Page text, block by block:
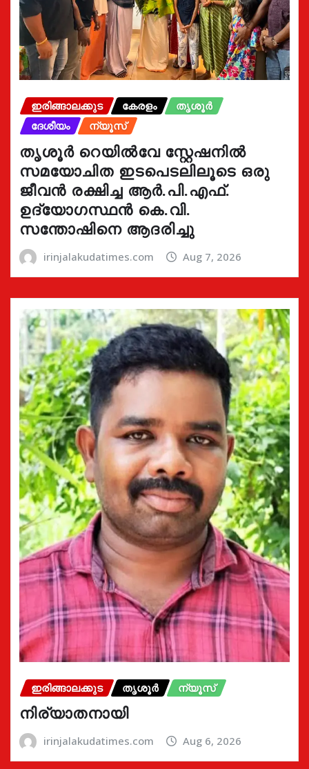
ഇരിങ്ങാലക്കുട കേരളം
തൃശൂർ
ദേശീയം
ന്യൂസ്
തൃശൂർ റെയിൽവേ സ്റ്റേഷനിൽ
സമയോചിത ഇടപെടലിലൂടെ ഒരു
ജീവൻ രക്ഷിച്ച ആർ.പി.എഫ്.
ഉദ്യോഗസ്ഥൻ കെ.വി.
സന്തോഷിനെ ആദരിച്ചു
irinjalakudatimes.com Aug 7, 2026
ഇരിങ്ങാലക്കുട തൃശൂർ ന്യൂസ്
നിര്യാതനായി
irinjalakudatimes.com Aug 6, 2026